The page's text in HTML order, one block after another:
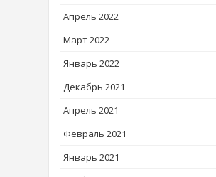
Апрель 2022
Март 2022
Январь 2022
Декабрь 2021
Апрель 2021
Февраль 2021
Январь 2021